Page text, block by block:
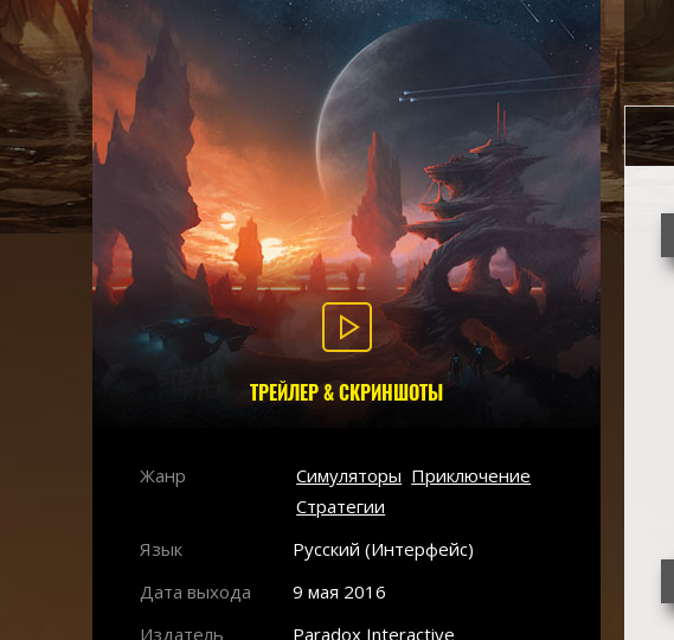
ТРЕЙЛЕР & СКРИНШОТЫ
Жанр Симуляторы Приключение
Стратегии
Язык
Русский (Интерфейс)
Дата выхода
9 мая 2016
Издатель
Paradox Interactive